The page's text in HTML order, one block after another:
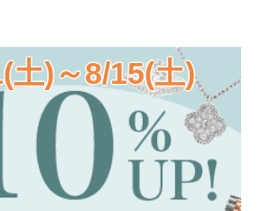
土)～8/15(土)